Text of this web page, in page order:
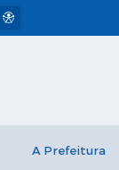
A Prefeitura